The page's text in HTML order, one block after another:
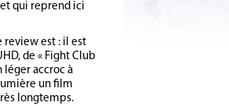
qui reprend ici
est : il est
de « Fight Club
léger accroc à
un film
longtemps.